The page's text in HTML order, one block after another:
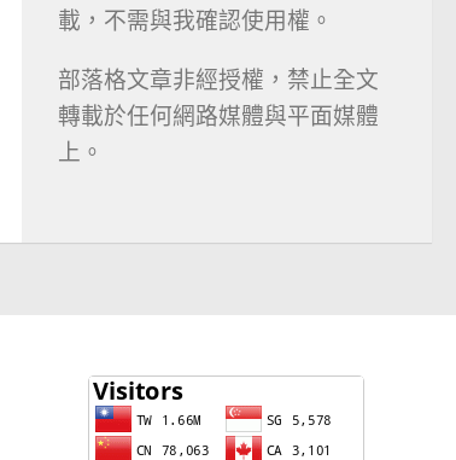
載，不需與我確認使用權。
部落格文章非經授權，禁止全文
轉載於任何網路媒體與平面媒體
上。